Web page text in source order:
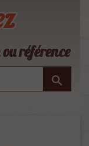
référence
